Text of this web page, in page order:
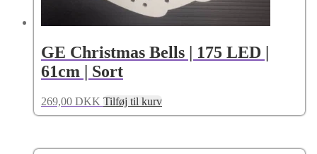
GE Christmas Bells | 175 LED |
61cm | Sort
269,00 DKK Tilføj til kurv